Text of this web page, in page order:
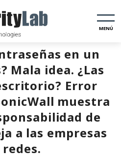
MENÚ
en un
Mala idea. ¿Las
Error
muestra
de
a las empresas